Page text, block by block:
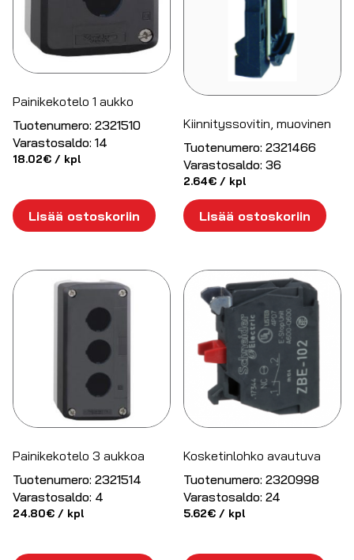
Painikekotelo 1 aukko
Tuotenumero: 2321510
Varastosaldo: 14
18.02€ / kpl
Lisää ostoskoriin
Kiinnityssovitin, muovinen
Tuotenumero: 2321466
Varastosaldo: 36
2.64€ / kpl
Lisää ostoskoriin
Painikekotelo 3 aukkoa
Tuotenumero: 2321514
Varastosaldo: 4
24.80€ / kpl
Kosketinlohko avautuva
Tuotenumero: 2320998
Varastosaldo: 24
5.62€ / kpl